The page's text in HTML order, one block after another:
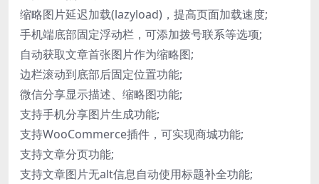
缩略图片延迟加载(lazyload)，提高页面加载速度;
手机端底部固定浮动栏，可添加拨号联系等选项;
自动获取文章首张图片作为缩略图;
边栏滚动到底部后固定位置功能;
微信分享显示描述、缩略图功能;
支持手机分享图片生成功能;
支持WooCommerce插件，可实现商城功能;
支持文章分页功能;
支持文章图片无alt信息自动使用标题补全功能;